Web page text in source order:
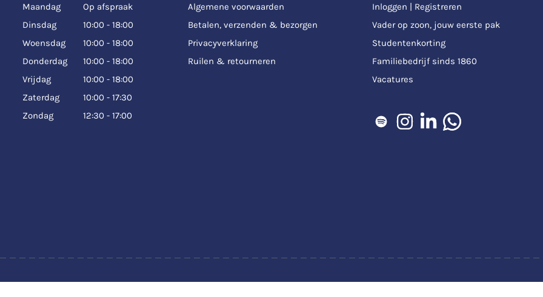
Maandag
Op afspraak
Dinsdag
10:00 - 18:00
Woensdag
10:00 - 18:00
Donderdag
10:00 - 18:00
Vrijdag
10:00 - 18:00
Zaterdag
10:00 - 17:30
Zondag
12:30 - 17:00
Algemene voorwaarden
Betalen, verzenden & bezorgen
Privacyverklaring
Ruilen & retourneren
Inloggen | Registreren
Vader op zoon, jouw eerste pak
Studentenkorting
Familiebedrijf sinds 1860
Vacatures